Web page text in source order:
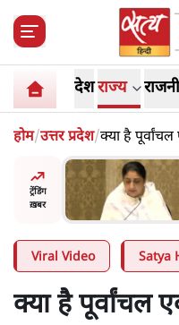
देशराज्य
होम/उत्तर प्रदेश/क्या है
ट्रेंडिंग
ख़बर
एनसीपी
इंदिरा
हैं?
Viral Video Satya
क्या है पूर्वांचल